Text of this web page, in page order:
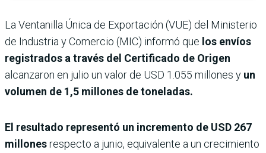
La Ventanilla Única de Exportación (VUE) del Ministerio
de Industria y Comercio (MIC) informó que los envíos
registrados a través del Certificado de Origen
alcanzaron en julio un valor de USD 1.055 millones y un
volumen de 1,5 millones de toneladas.
El resultado representó un incremento de USD 267
millonesrespecto a junio, equivalente a un crecimiento